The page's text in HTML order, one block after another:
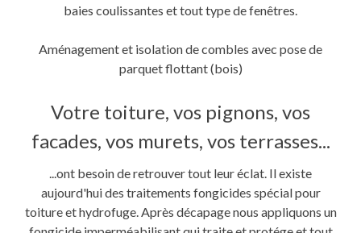
baies coulissantes et tout type de fenêtres.
Aménagement et isolation de combles avec pose de
parquet flottant (bois)
Votre toiture, vos pignons, vos
facades, vos murets, vos terrasses...
...ont besoin de retrouver tout leur éclat. Il existe
aujourd'hui des traitements fongicides spécial pour
toiture et hydrofuge. Après décapage nous appliquons un